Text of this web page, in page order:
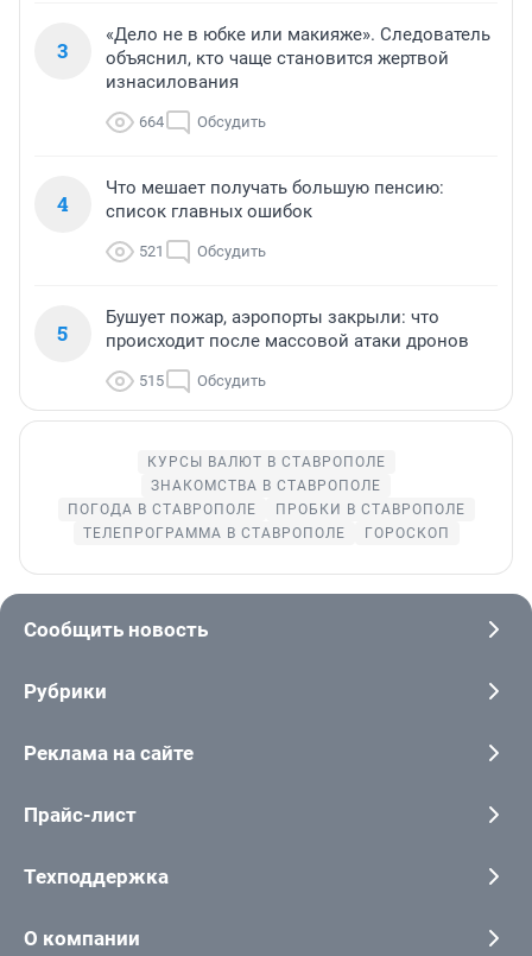
3
«Дело не в юбке или макияже». Следователь
объяснил, кто чаще становится жертвой
изнасилования
664 Обсудить
4
Что мешает получать большую пенсию:
список главных ошибок
521 Обсудить
5
Бушует пожар, аэропорты закрыли: что
происходит после массовой атаки дронов
515 Обсудить
КУРСЫ ВАЛЮТ В СТАВРОПОЛЕ
ЗНАКОМСТВА В СТАВРОПОЛЕ
ПОГОДА В СТАВРОПОЛЕ
ПРОБКИ В СТАВРОПОЛЕ
ТЕЛЕПРОГРАММА В СТАВРОПОЛЕ
ГОРОСКОП
Сообщить новость
Рубрики
Реклама на сайте
Прайс-лист
Техподдержка
О компании